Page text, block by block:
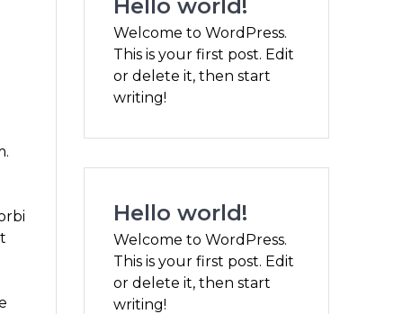
Hello world!
Welcome to WordPress.
This is your first post. Edit
or delete it, then start
writing!
Hello world!
Welcome to WordPress.
This is your first post. Edit
or delete it, then start
writing!